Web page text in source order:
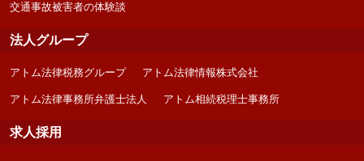
交通事故被害者の体験談
法人グループ
アトム法律税務グループ アトム法律情報株式会社
アトム法律事務所弁護士法人 アトム相続税理士事務所
求人採用